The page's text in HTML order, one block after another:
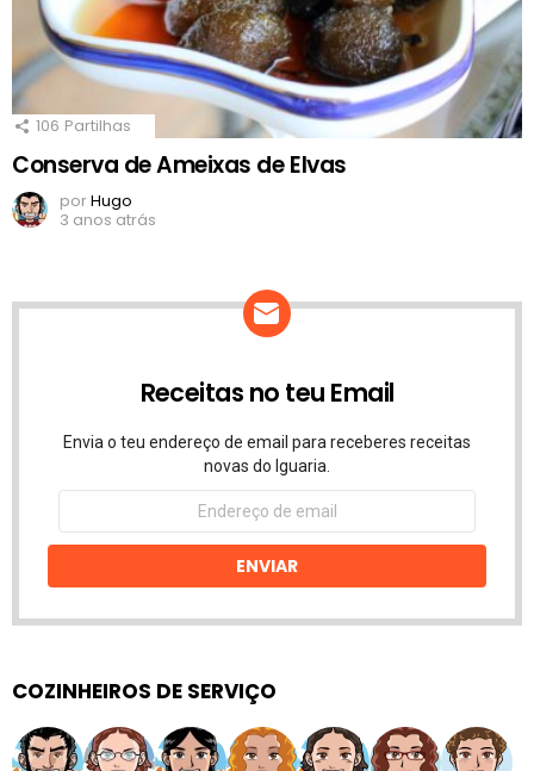
106 Partilhas
Conserva de Ameixas de Elvas
porHugo
3 anos atrás
Receitas no teu Email
Envia o teu endereço de email para receberes receitas
novas do Iguaria.
Endereço
email
ENVIAR
COZINHEIROS DE SERVIÇO